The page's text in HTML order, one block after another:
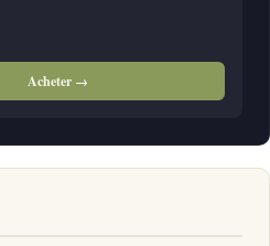
Acheter →